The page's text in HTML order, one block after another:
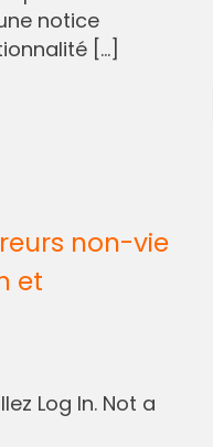
notice
[…]
non-vie
et
Log In. Not a